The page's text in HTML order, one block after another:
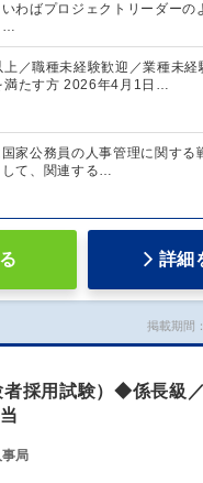
わばプロジェクトリーダーの
…
上／職種未経験歓迎／業種未
満たす方 2026年4月1日…
家公務員の⼈事管理に関する
して、関連する…
詳細
掲載期間
者採用試験）◆係長級
局